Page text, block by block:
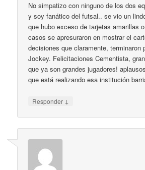
No simpatizo con ninguno de los dos
y soy fanático del futsal.. se vio un
que hubo exceso de tarjetas amarillas
casos se apresuraron en mostrar el
decisiones que claramente, terminaron
Jockey. Felicitaciones Cementista,
que ya son grandes jugadores!
que está realizando esa institución
Responder ↓